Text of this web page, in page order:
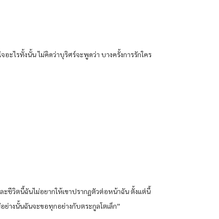
ะไรทั้งนั้น ไม่คิดว่าบุริศร์จะพูดว่า บางครั้งการรักใคร
ะชีวิตนี้ฉันไม่อยากให้เขาปรากฏตัวต่อหน้าฉัน ตั้งแต่นี้
างนั้นฉันจะขอทุกอย่างกับตระกูลโตเล็ก”